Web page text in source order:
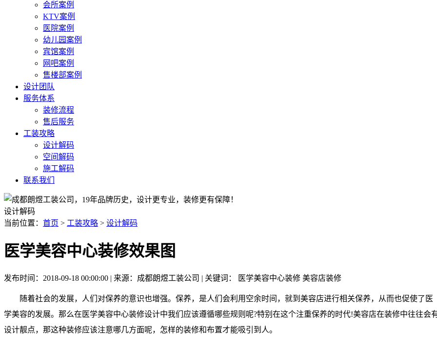
会所案例
KTV案例
医院案例
幼儿园案例
宾馆案例
网吧案例
售楼部案例
设计团队
服务体系
装修流程
售后服务
工装攻略
设计解码
空间解码
施工解码
联系我们
设计解码
当前位置： 首页 > 工装攻略 > 设计解码
医学美容中心装修效果图
发布时间：2018-09-18 00:00:00 | 来源：成都朗煜工装公司 | 关键词： 医学美容中心装修 美容店装修
随着社会的发展，人们对保养的意识也增强。保养，是人们会利用空余时间，就到美容店进行相关保养，从而也促使了医
学美容的发展。那么在医学美容中心装修设计中我们应该遵循哪些规则呢?特别在这个注重保养的时代!美容店在装修中往往会
设计靓点，那这种装修应该注意哪几方面呢，怎样的装修和布置才能吸引到人。